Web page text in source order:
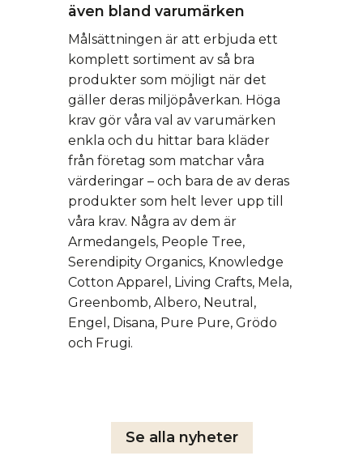
även bland varumärken
Målsättningen är att erbjuda ett
komplett sortiment av så bra
produkter som möjligt när det
gäller deras miljöpåverkan. Höga
krav gör våra val av varumärken
enkla och du hittar bara kläder
från företag som matchar våra
värderingar – och bara de av deras
produkter som helt lever upp till
våra krav. Några av dem är
Armedangels, People Tree,
Serendipity Organics, Knowledge
Cotton Apparel, Living Crafts, Mela,
Greenbomb, Albero, Neutral,
Engel, Disana, Pure Pure, Grödo
och Frugi.
Se alla nyheter